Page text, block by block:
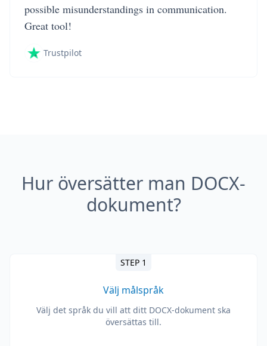
possible misunderstandings in communication.
Great tool!
Trustpilot
Hur översätter man DOCX-
dokument?
STEP 1
Välj målspråk
Välj det språk du vill att ditt DOCX-dokument ska
översättas till.